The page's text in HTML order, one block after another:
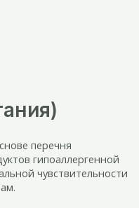
перечня
гипоаллергенной
чувствительности